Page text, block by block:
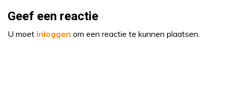
Geef een reactie
U moet inloggen om een reactie te kunnen plaatsen.